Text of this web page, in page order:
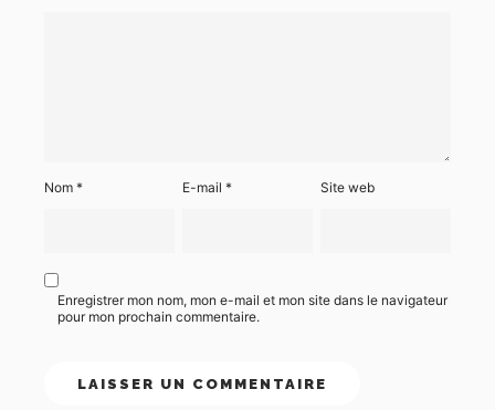
Nom * E-mail* Site web
Enregistrer mon nom, mon e-mail et mon site dans le navigateur
pour mon prochain commentaire.